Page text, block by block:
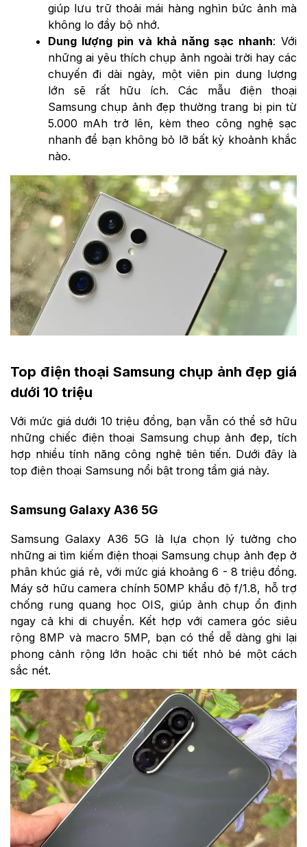
giúp lưu trữ thoải mái hàng nghìn bức ảnh mà
không lo đầy bộ nhớ.
Dung lượng pin và khả năng sạc nhanh: Với
những ai yêu thích chụp ảnh ngoài trời hay các
chuyến đi dài ngày, một viên pin dung lượng
lớn sẽ rất hữu ích. Các mẫu điện thoại
Samsung chụp ảnh đẹp thường trang bị pin từ
5.000 mAh trở lên, kèm theo công nghệ sạc
nhanh để bạn không bỏ lỡ bất kỳ khoảnh khắc
nào.
Top điện thoại Samsung chụp ảnh đẹp giá
dưới 10 triệu
Với mức giá dưới 10 triệu đồng, bạn vẫn có thể sở hữu
những chiếc điện thoại Samsung chụp ảnh đẹp, tích
hợp nhiều tính năng công nghệ tiên tiến. Dưới đây là
top điện thoại Samsung nổi bật trong tầm giá này.
Samsung Galaxy A36 5G
Samsung Galaxy A36 5G là lựa chọn lý tưởng cho
những ai tìm kiếm điện thoại Samsung chụp ảnh đẹp ở
phân khúc giá rẻ, với mức giá khoảng 6 - 8 triệu đồng.
Máy sở hữu camera chính 50MP khẩu độ f/1.8, hỗ trợ
chống rung quang học OIS, giúp ảnh chụp ổn định
ngay cả khi di chuyển. Kết hợp với camera góc siêu
rộng 8MP và macro 5MP, bạn có thể dễ dàng ghi lại
phong cảnh rộng lớn hoặc chi tiết nhỏ bé một cách
sắc nét.